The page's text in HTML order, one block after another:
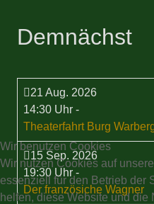
Demnächst
21 Aug. 2026
14:30 Uhr -
Theaterfahrt Burg
15 Sep. 2026
19:30 Uhr -
Der französiche Wagner
Wir benutzen Cookies
Wir nutzen Cookies auf
essenziell für den Betrieb der
helfen, diese Website und die